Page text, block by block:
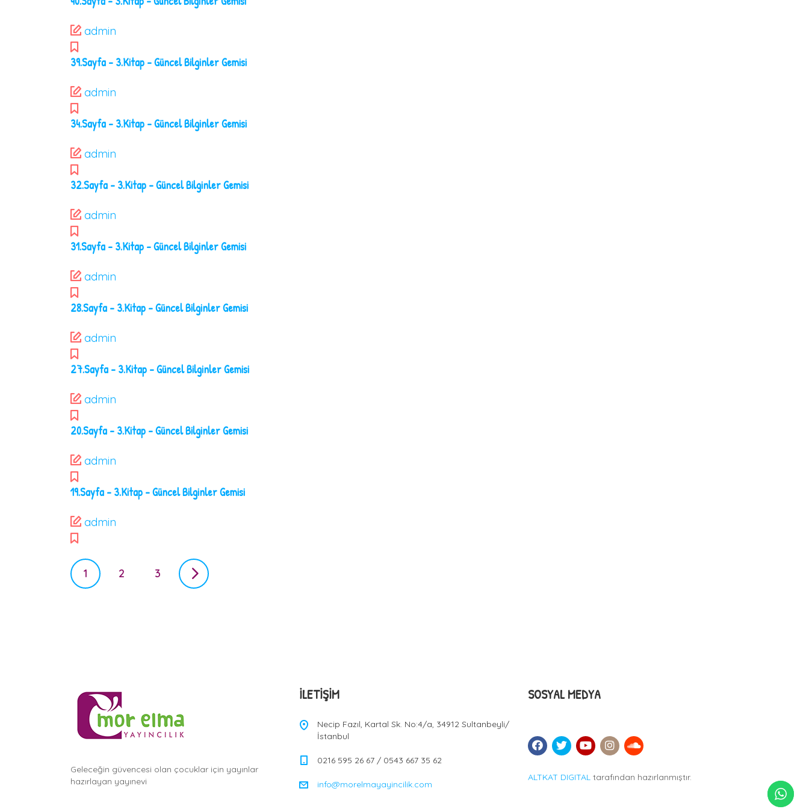
admin
39.Sayfa – 3.Kitap – Güncel Bilginler Gemisi
admin
34.Sayfa – 3.Kitap – Güncel Bilginler Gemisi
admin
32.Sayfa – 3.Kitap – Güncel Bilginler Gemisi
admin
31.Sayfa – 3.Kitap – Güncel Bilginler Gemisi
admin
28.Sayfa – 3.Kitap – Güncel Bilginler Gemisi
admin
27.Sayfa – 3.Kitap – Güncel Bilginler Gemisi
admin
20.Sayfa – 3.Kitap – Güncel Bilginler Gemisi
admin
19.Sayfa – 3.Kitap – Güncel Bilginler Gemisi
admin
P
o
a
t
1 2 3
Geleceğin güvencesi olan çocuklar için yayınlar
hazırlayan yayınevi
İLETIŞIM
Necip Fazıl, Kartal Sk. No:4/a, 34912 Sultanbeyli/
İstanbul
0216 595 26 67 / 0543 667 35 62
info@morelmayayincilik.com
SOSYAL MEDYA
ALTKAT DIGITAL tarafından hazırlanmıştır.